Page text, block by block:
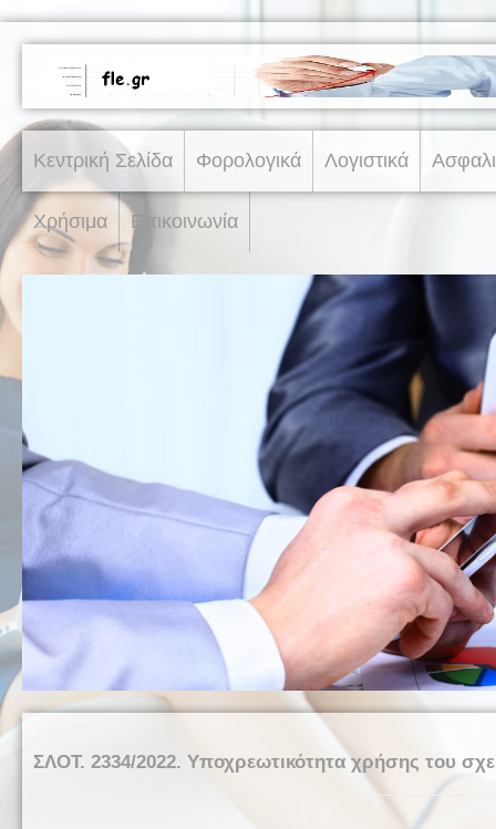
Κεντρική Σελίδα Φορολογικά Λογιστικά
Χρήσιμα Επικοινωνία
ΣΛΟΤ. 2334/2022. Υποχρεωτικότητα χρήσης του